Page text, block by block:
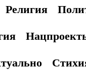
Религия